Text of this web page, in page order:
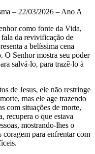
– 22/03/2026 – Ano A
como fonte da Vida,
da revivificação de
a belíssima cena
O Senhor mostra seu poder
salvá-lo, para trazê-lo à
de Jesus, ele não restringe
mas ele age trazendo
com situações de morte,
recupera o que estava
mostrando-lhes o
para enfrentar com